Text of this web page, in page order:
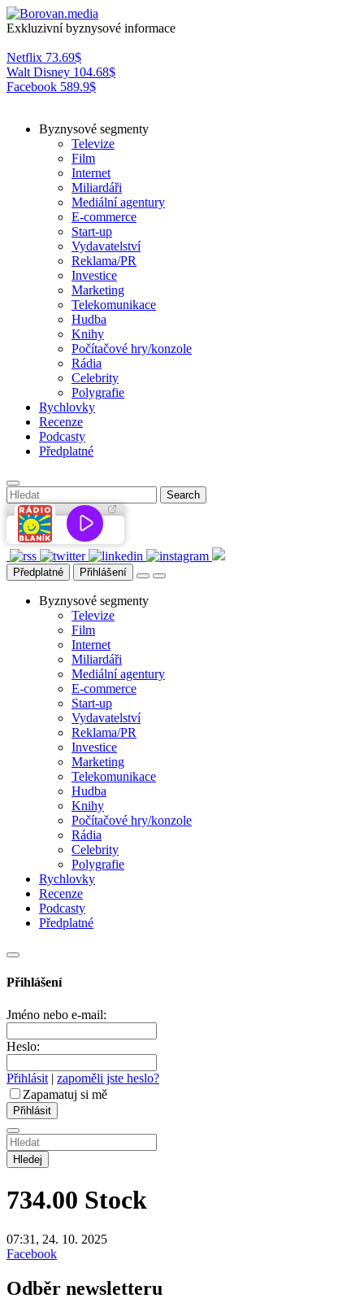
Exkluzivní byznysové informace
Netflix 73.69$
Walt Disney 104.68$
Facebook 589.9$
Byznysové segmenty
Televize
Film
Internet
Miliardáři
Mediální agentury
E-commerce
Start-up
Vydavatelství
Reklama/PR
Investice
Marketing
Telekomunikace
Hudba
Knihy
Počítačové hry/konzole
Rádia
Celebrity
Polygrafie
Rychlovky
Recenze
Podcasty
Předplatné
Předplatné Přihlášení
Byznysové segmenty
Televize
Film
Internet
Miliardáři
Mediální agentury
E-commerce
Start-up
Vydavatelství
Reklama/PR
Investice
Marketing
Telekomunikace
Hudba
Knihy
Počítačové hry/konzole
Rádia
Celebrity
Polygrafie
Rychlovky
Recenze
Podcasty
Předplatné
Přihlášení
Jméno nebo e-mail:
Heslo:
Přihlásit | zapoměli jste heslo?
Zapamatuj si mě
Hledej
734.00 Stock
07:31, 24. 10. 2025
Facebook
Odběr newsletteru